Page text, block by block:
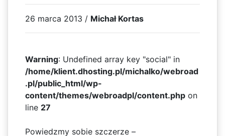
26 marca 2013 / Michał Kortas
Warning: Undefined array key "social" in
/home/klient.dhosting.pl/michalko/webroad
.pl/public_html/wp-
content/themes/webroadpl/content.phpon
line 27
Powiedzmy sobie szczerze –